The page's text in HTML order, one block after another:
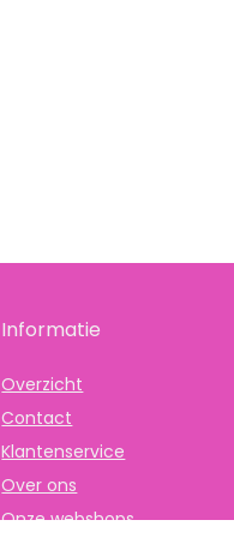
Informatie
Overzicht
Contact
Klantenservice
Over ons
Onze webshops